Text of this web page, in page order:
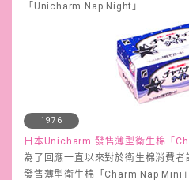
「Unicharm Nap Night」
1976
日本Unicharm 發售薄型衛生棉「
為了回應一直以來對於衛生棉消費者
發售薄型衛生棉「Charm Nap Mini」